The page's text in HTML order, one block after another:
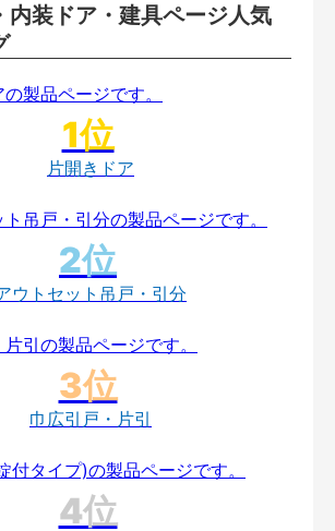
内装ドア・建具ページ人気
片開きドア
ウトセット吊戸・引分
巾広引戸・片引